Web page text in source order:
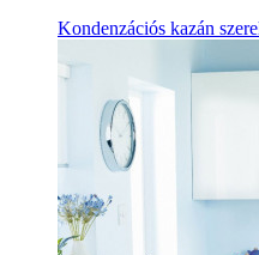
Kondenzációs kazán